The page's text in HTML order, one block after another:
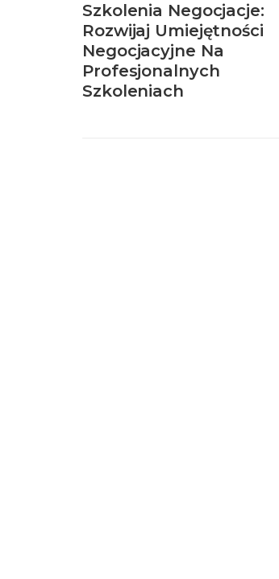
Szkolenia Negocjacje:
Rozwijaj Umiejętności
Negocjacyjne Na
Profesjonalnych
Szkoleniach